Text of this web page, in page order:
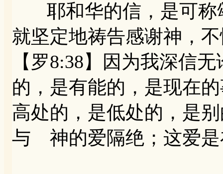
耶和华的信，是可称
就坚定地祷告感谢神，
【罗8:38】因为我深信
的，是有能的，是现在
高处的，是低处的，是
与 神的爱隔绝；这爱是